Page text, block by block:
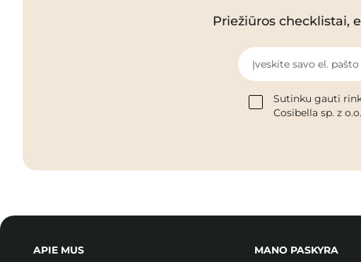
Priežiūros checklistai,
Įveskite savo el. pašto
Sutinku gauti
Cosibella sp. z
APIE MUS
MANO PASKYRA